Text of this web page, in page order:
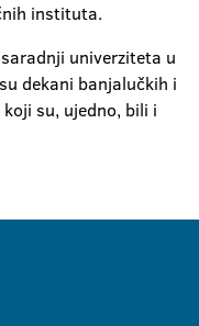
instituta.
univerziteta u
dekani banjalučkih i
su, ujedno, bili i